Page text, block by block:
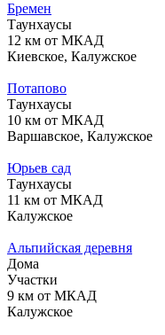
Бремен
Таунхаусы
12 км от МКАД
Киевское, Калужское
Потапово
Таунхаусы
10 км от МКАД
Варшавское, Калужское
Юрьев сад
Таунхаусы
11 км от МКАД
Калужское
Альпийская деревня
Дома
Участки
9 км от МКАД
Калужское